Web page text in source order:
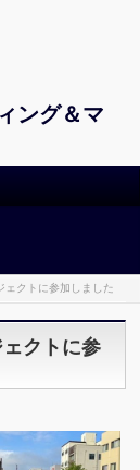
ング＆マ
ェクトに参加しました
クトに参